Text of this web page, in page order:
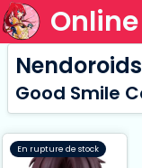
Nendoroids
Good Smile
En rupture de stock